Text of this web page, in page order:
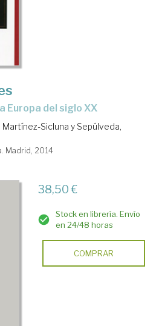
Europa del siglo XX
Martínez-Sicluna y Sepúlveda,
Madrid, 2014
38,50 €
Stock en librería. Envío
en 24/48 horas
COMPRAR